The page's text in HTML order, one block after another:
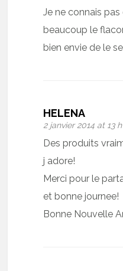
Je ne connais pas
beaucoup le
bien envie de le
HELENA
2 janvier 2014 at 13
Des produits
j adore!
Merci pour le
et bonne journee!
Bonne Nouvelle